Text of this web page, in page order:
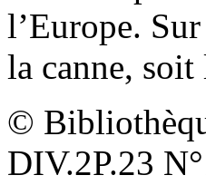
l’Europe.
la canne,
©
DIV.2P.23